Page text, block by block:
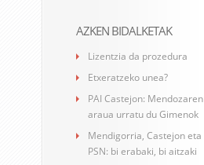
AZKEN BIDALKETAK
Lizentzia da prozedura
Etxeratzeko unea?
PAI Castejon: Mendozaren
araua urratu du Gimenok
Mendigorria, Castejon eta
PSN: bi erabaki, bi aitzaki